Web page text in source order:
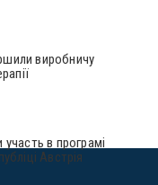
виробничу
в програмі
Австрія